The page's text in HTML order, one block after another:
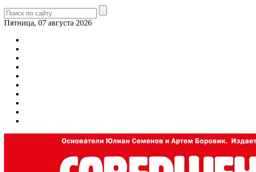
Пятница, 07 августа 2026